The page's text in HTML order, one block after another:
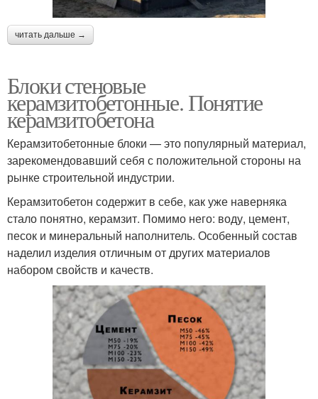
читать дальше →
Блоки стеновые
керамзитобетонные. Понятие
керамзитобетона
Керамзитобетонные блоки — это популярный материал,
зарекомендовавший себя с положительной стороны на
рынке строительной индустрии.
Керамзитобетон содержит в себе, как уже наверняка
стало понятно, керамзит. Помимо него: воду, цемент,
песок и минеральный наполнитель. Особенный состав
наделил изделия отличным от других материалов
набором свойств и качеств.